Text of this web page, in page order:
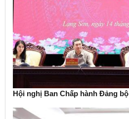
Hội nghị Ban Chấp hành Đảng